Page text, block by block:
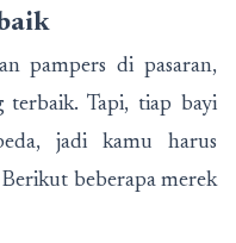
pampers di pasaran,
terbaik. Tapi, tiap bayi
jadi kamu harus
beberapa merek